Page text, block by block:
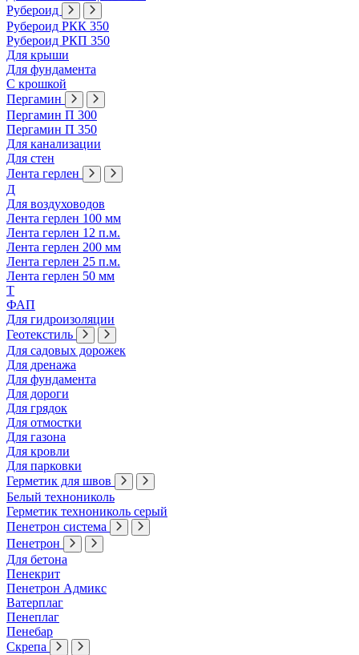
Рубероид
Рубероид РКК 350
Рубероид РКП 350
Для крыши
Для фундамента
С крошкой
Пергамин
Пергамин П 300
Пергамин П 350
Для канализации
Для стен
Лента герлен
Д
Для воздуховодов
Лента герлен 100 мм
Лента герлен 12 п.м.
Лента герлен 200 мм
Лента герлен 25 п.м.
Лента герлен 50 мм
Т
ФАП
Для гидроизоляции
Геотекстиль
Для садовых дорожек
Для дренажа
Для фундамента
Для дороги
Для грядок
Для отмостки
Для газона
Для кровли
Для парковки
Герметик для швов
Белый технониколь
Герметик технониколь серый
Пенетрон система
Пенетрон
Для бетона
Пенекрит
Пенетрон Адмикс
Ватерплаг
Пенеплаг
Пенебар
Скрепа